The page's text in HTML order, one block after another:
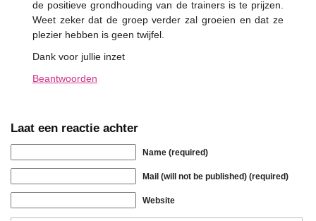
de positieve grondhouding van de trainers is te prijzen.
Weet zeker dat de groep verder zal groeien en dat ze
plezier hebben is geen twijfel.
Dank voor jullie inzet
Beantwoorden
Laat een reactie achter
Name (required)
Mail (will not be published) (required)
Website